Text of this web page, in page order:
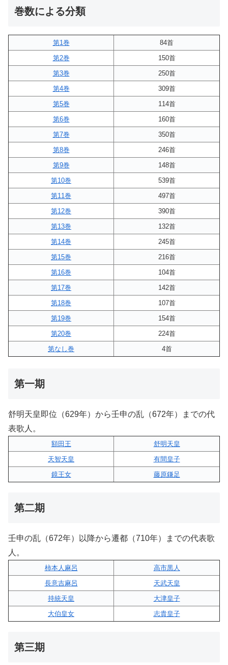
巻数による分類
第1巻
84首
第2巻
150首
第3巻
250首
第4巻
309首
第5巻
114首
第6巻
160首
第7巻
350首
第8巻
246首
第9巻
148首
第10巻
539首
第11巻
497首
第12巻
390首
第13巻
132首
第14巻
245首
第15巻
216首
第16巻
104首
第17巻
142首
第18巻
107首
第19巻
154首
第20巻
224首
第なし巻
4首
第一期
舒明天皇即位（629年）から壬申の乱（672年）までの代
表歌人。
額田王
舒明天皇
天智天皇
有間皇子
鏡王女
藤原鎌足
第二期
壬申の乱（672年）以降から遷都（710年）までの代表歌
人。
柿本人麻呂
高市黒人
長意吉麻呂
天武天皇
持統天皇
大津皇子
大伯皇女
志貴皇子
第三期